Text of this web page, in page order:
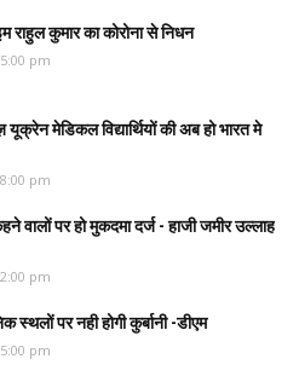
राहुल कुमार का कोरोना से निधन
pm
यूक्रेन मेडिकल विद्यार्थियों की अब हो भारत मे
pm
वालों पर हो मुकदमा दर्ज - हाजी जमीर उल्लाह
pm
स्थलों पर नही होगी कुर्बानी -डीएम
pm